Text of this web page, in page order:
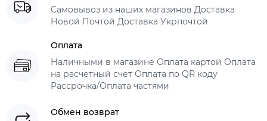
Самовывоз из наших магазинов Доставка
Новой Почтой Доставка Укрпочтой
Оплата
Наличными в магазине Оплата картой Оплата
на расчетный счет Оплата по QR коду
Рассрочка/Оплата частями
Обмен возврат